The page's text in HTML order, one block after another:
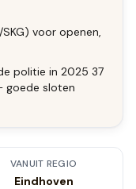
voor openen,
politie in 2025 37
goede sloten
VANUIT REGIO
Eindhoven